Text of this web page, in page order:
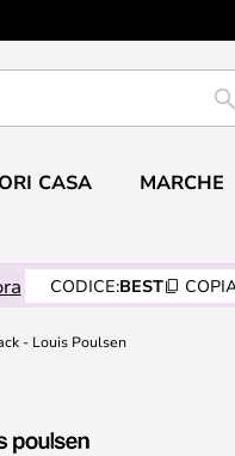
CASA MARCHE
CODICE:BEST
- Louis Poulsen